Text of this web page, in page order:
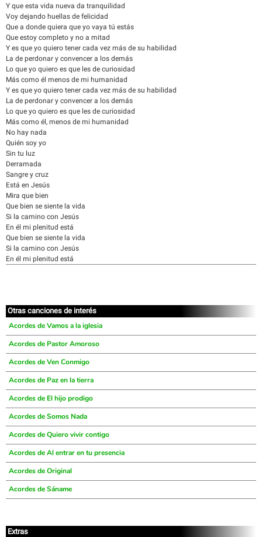
Y que esta vida nueva da tranquilidad
Voy dejando huellas de felicidad
Que a donde quiera que yo vaya tú estás
Que estoy completo y no a mitad
Y es que yo quiero tener cada vez más de su habilidad
La de perdonar y convencer a los demás
Lo que yo quiero es que les de curiosidad
Más como él menos de mi humanidad
Y es que yo quiero tener cada vez más de su habilidad
La de perdonar y convencer a los demás
Lo que yo quiero es que les de curiosidad
Más como él, menos de mi humanidad
No hay nada
Quién soy yo
Sin tu luz
Derramada
Sangre y cruz
Está en Jesús
Mira que bien
Que bien se siente la vida
Si la camino con Jesús
En él mi plenitud está
Que bien se siente la vida
Si la camino con Jesús
En él mi plenitud está
Otras canciones de interés
Acordes de Vamos a la iglesia
Acordes de Pastor Amoroso
Acordes de Ven Conmigo
Acordes de Paz en la tierra
Acordes de El hijo prodigo
Acordes de Somos Nada
Acordes de Quiero vivir contigo
Acordes de Al entrar en tu presencia
Acordes de Original
Acordes de Sáname
Extras